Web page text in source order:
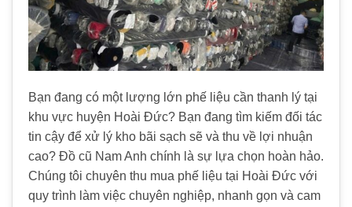
Bạn đang có một lượng lớn phế liệu cần thanh lý tại
khu vực huyện Hoài Đức? Bạn đang tìm kiếm đối tác
tin cậy để xử lý kho bãi sạch sẽ và thu về lợi nhuận
cao? Đồ cũ Nam Anh chính là sự lựa chọn hoàn hảo.
Chúng tôi chuyên thu mua phế liệu tại Hoài Đức với
quy trình làm việc chuyên nghiệp, nhanh gọn và cam